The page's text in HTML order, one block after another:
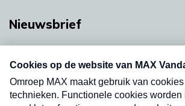
Nieuwsbrief
nieuwsbrief. Elke vrijdag- en
uw mailbox.